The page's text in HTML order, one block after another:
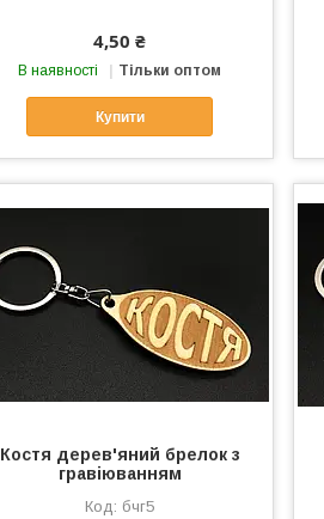
4,50 ₴
В наявності Тільки оптом
Купити
Костя дерев'яний брелок з
гравіюванням
бчг5